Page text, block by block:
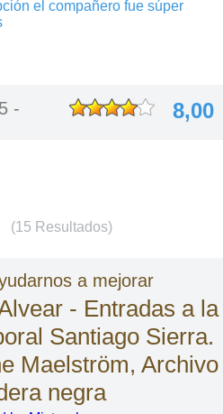
el compañero fue súper
-
8,00
(15 Resultados)
a mejorar
- Entradas a la
Santiago Sierra.
Maelström, Archivo
negra